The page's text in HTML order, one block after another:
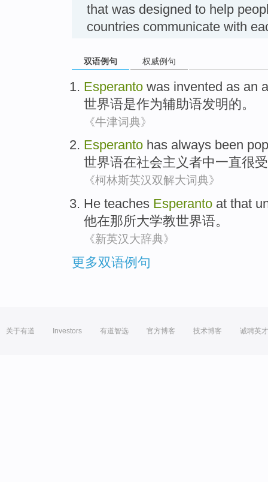
that was designed to help
countries communicate with
双语例句 权威例句
Esperanto was invented as an
世界语是作为辅助语发明的。
《牛津词典》
Esperanto has always been
世界语在社会主义者中一直很
《柯林斯英汉双解大词典》
He teaches Esperanto at that
他在那所大学教世界语。
《新英汉大辞典》
更多双语例句
关于有道 Investors 有道智选 官方博客 技术博客 诚聘英才